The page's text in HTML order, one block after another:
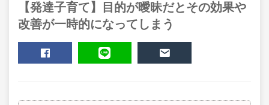
【発達子育て】目的が曖昧だとその効果や
改善が一時的になってしまう